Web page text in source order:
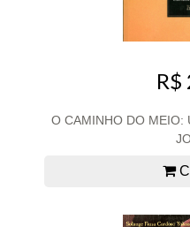
R$
O CAMINHO DO MEIO: